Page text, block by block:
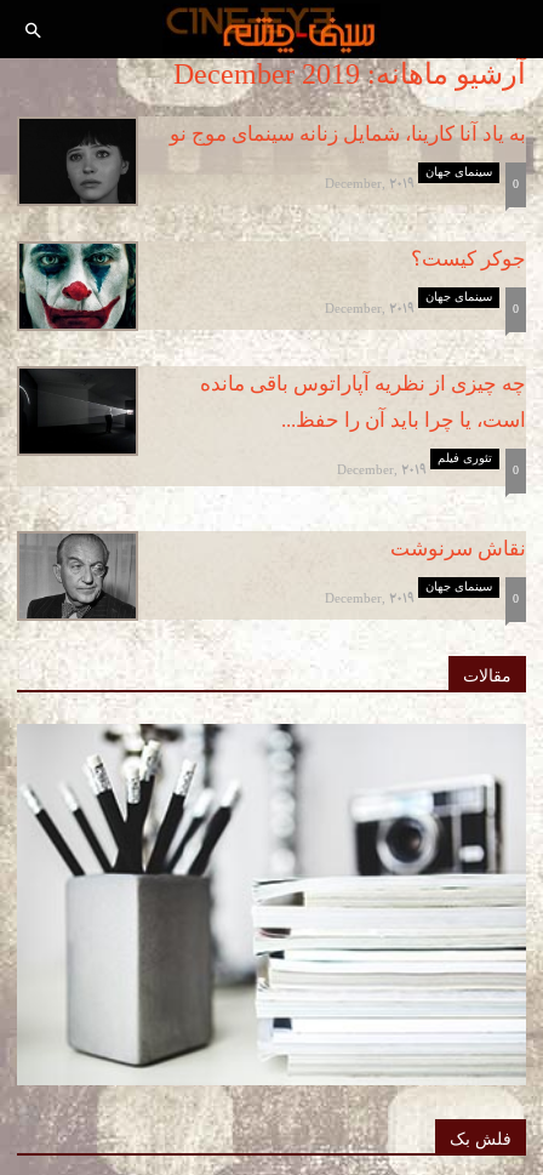
آرشیو ماهانه: December 2019
به یاد آنا کارینا، شمایل زنانه سینمای موج نو
سینمای جهان
December, 2019 0
جوکر کیست؟
سینمای جهان
December, 2019 0
چه چیزی از نظریه آپاراتوس باقی مانده
است، یا چرا باید آن را حفظ...
تئوری فیلم
December, 2019 0
نقاش سرنوشت
سینمای جهان
December, 2019 0
مقالات
فلش بک